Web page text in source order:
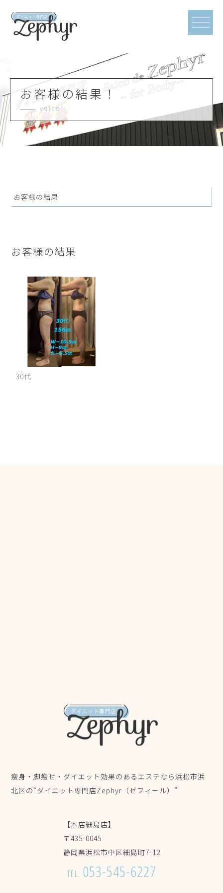
お客様の結果！
voice
お客様の結果
お客様の結果
30代
痩身・脚痩せ・ダイエット効果のあるエステなら浜松市浜
北区の“ダイエット専門店Zephyr（ゼフィール）”
【本店細島店】
〒435-0045
静岡県浜松市中区細島町7-12
TEL. 053-545-6227